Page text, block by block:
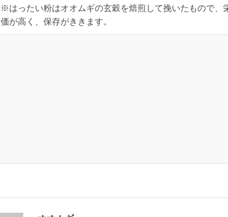
※はったい粉はオオムギの玄穀を焙煎して挽いたもので、
価が高く、保存がききます。